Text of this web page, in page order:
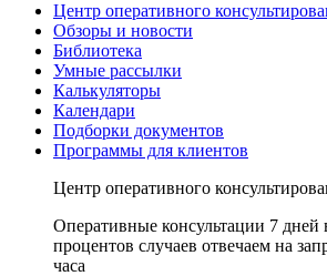
Центр оперативного
Обзоры и новости
Библиотека
Умные рассылки
Калькуляторы
Календари
Подборки документов
Программы для клиентов
Центр оперативного
Оперативные консультации 7
процентов случаев отвечаем на
часа